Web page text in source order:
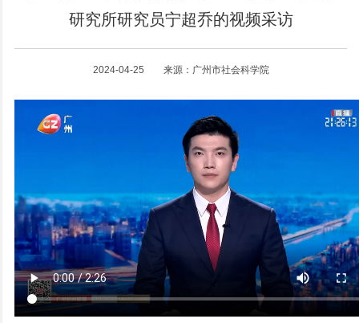
研究所研究员宁超乔的视频采访
2024-04-25 来源：广州市社会科学院